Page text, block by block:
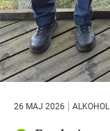
26 MAJ 2026